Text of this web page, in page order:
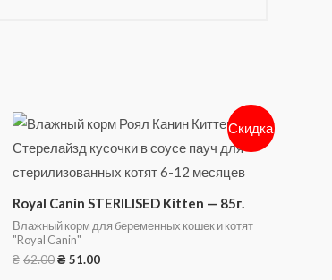
Скидка
Royal Canin STERILISED Kitten — 85г.
Влажный корм для беременных кошек и котят
"Royal Canin"
₴ 62.00₴ 51.00